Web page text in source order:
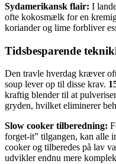
Sydamerikansk flair: I
ofte kokosmælk for en
koriander og lime forbliver
Tidsbesparende
Den travle hverdag kræver
soup lever op til disse krav.
kraftig blender til at
gryden, hvilket eliminerer
Slow cooker tilberedning:
forget-it” tilgangen, kan alle
cooker og tilberedes på lav
udvikler endnu mere